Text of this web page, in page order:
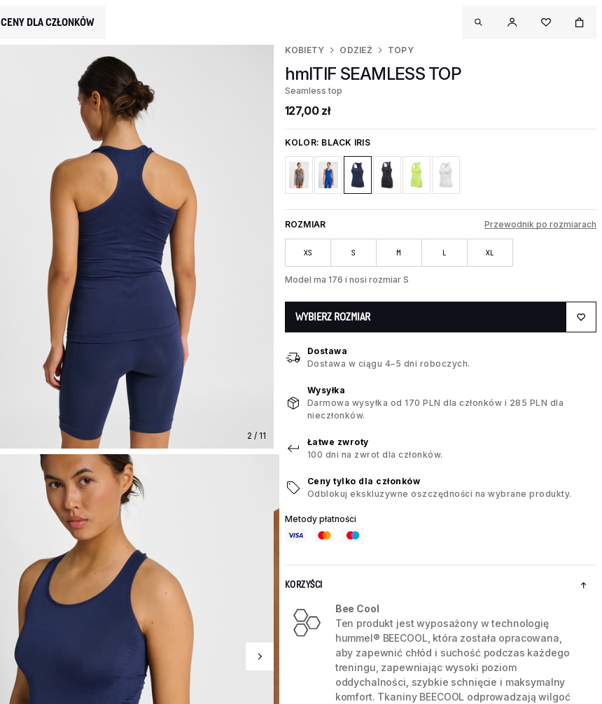
CENY DLA CZŁONKÓW
2 / 11
KOBIETY ODZIEŻ TOPY
hmlTIF SEAMLESS TOP
Seamless top
127,00 zł
KOLOR: BLACK IRIS
ROZMIAR Przewodnik po rozmiarach
XS S M L XL
Model ma 176 i nosi rozmiar S
WYBIERZ ROZMIAR
Dostawa
Dostawa w ciągu 4–5 dni roboczych.
Wysyłka
Darmowa wysyłka od 170 PLN dla członków i 285 PLN dla
nieczłonków.
Łatwe zwroty
100 dni na zwrot dla członków.
Ceny tylko dla członków
Odblokuj ekskluzywne oszczędności na wybrane produkty.
Metody płatności
KORZYŚCI
Bee Cool
Ten produkt jest wyposażony w technologię
hummel® BEECOOL, która została opracowana,
aby zapewnić chłód i suchość podczas każdego
treningu, zapewniając wysoki poziom
oddychalności, szybkie schnięcie i maksymalny
komfort. Tkaniny BEECOOL odprowadzają wilgoć